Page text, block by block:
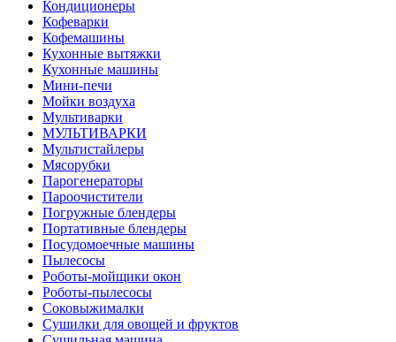
Кондиционеры
Кофеварки
Кофемашины
Кухонные вытяжки
Кухонные машины
Мини-печи
Мойки воздуха
Мультиварки
МУЛЬТИВАРКИ
Мультистайлеры
Мясорубки
Парогенераторы
Пароочистители
Погружные блендеры
Портативные блендеры
Посудомоечные машины
Пылесосы
Роботы-мойщики окон
Роботы-пылесосы
Соковыжималки
Сушилки для овощей и фруктов